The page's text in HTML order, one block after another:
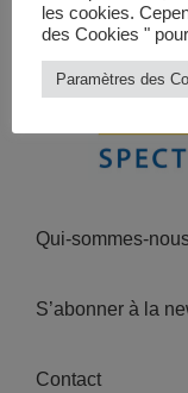
Annonceurs
Contact
Qui-sommes-
S’abonner à la
Contact
les cookies.
des Cookies "
Paramètres des